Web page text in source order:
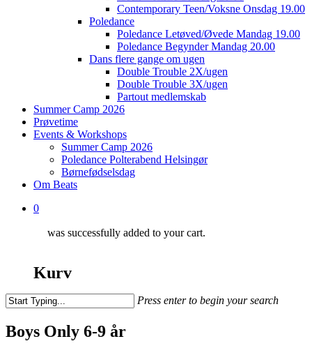
Contemporary Teen/Voksne Onsdag 19.00
Poledance
Poledance Letøved/Øvede Mandag 19.00
Poledance Begynder Mandag 20.00
Dans flere gange om ugen
Double Trouble 2X/ugen
Double Trouble 3X/ugen
Partout medlemskab
Summer Camp 2026
Prøvetime
Events & Workshops
Summer Camp 2026
Poledance Polterabend Helsingør
Børnefødselsdag
Om Beats
0
was successfully added to your cart.
Kurv
Press enter to begin your search
Search
Boys Only 6-9 år